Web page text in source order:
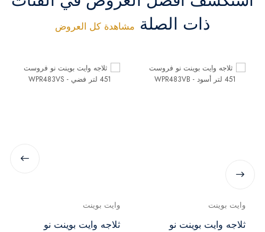
ذات الصلة مشاهدة كل العروض
وايت بوينت
ثلاجه وايت بوينت نو
وايت بوينت
ثلاجه وايت بوينت نو